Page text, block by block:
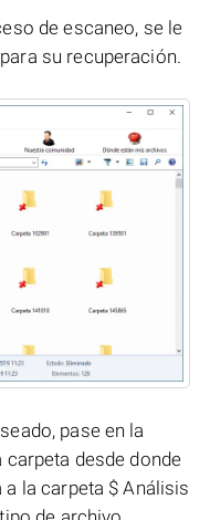
de escaneo, se le
su recuperación.
pase en la
desde donde
a la carpeta $ Análisis